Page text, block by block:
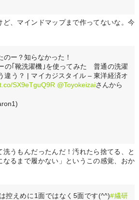
ど、マインドマップまで作ってないな。今
のー？知らなかった！
の｢靴洗濯機｣を使ってみた 普通の洗濯
違う？ | マイカジスタイル – 東洋経済オ
SX9eTguQ9R @Toyokeizaiさんから
洗うもんだったんだ！汚れたら捨てる、と
なるまで履かない」というこの感覚、おか
控えめに1面ではなく5面です(^^)#繊研